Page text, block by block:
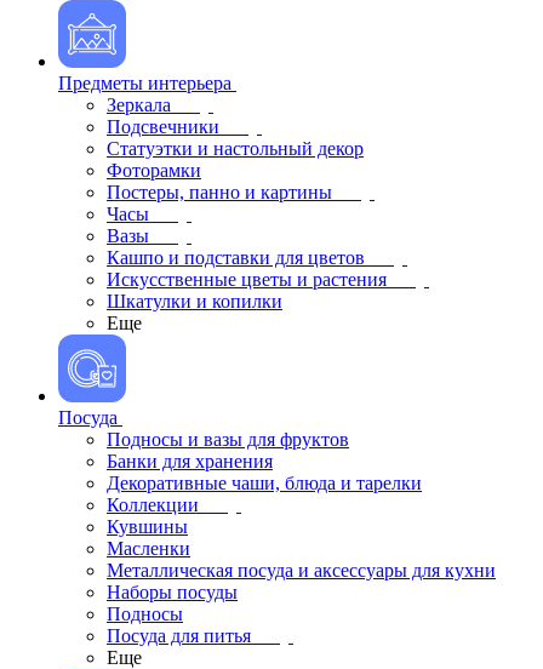
Предметы интерьера
Зеркала
Подсвечники
Статуэтки и настольный декор
Фоторамки
Постеры, панно и картины
Часы
Вазы
Кашпо и подставки для цветов
Искусственные цветы и растения
Шкатулки и копилки
Еще
Посуда
Подносы и вазы для фруктов
Банки для хранения
Декоративные чаши, блюда и тарелки
Коллекции
Кувшины
Масленки
Металлическая посуда и аксессуары для кухни
Наборы посуды
Подносы
Посуда для питья
Еще